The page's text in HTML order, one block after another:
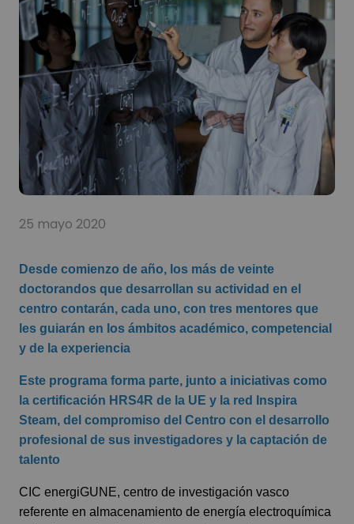
25 mayo 2020
Desde comienzo de año, los más de veinte
doctorandos que desarrollan su actividad en el
centro contarán, cada uno, con tres mentores que
les guiarán en los ámbitos académico, competencial
y de la experiencia
Este programa forma parte, junto a iniciativas como
la certificación HRS4R de la UE y la red Inspira
Steam, del compromiso del Centro con el desarrollo
profesional de sus investigadores y la captación de
talento
CIC energiGUNE, centro de investigación vasco
referente en almacenamiento de energía electroquímica